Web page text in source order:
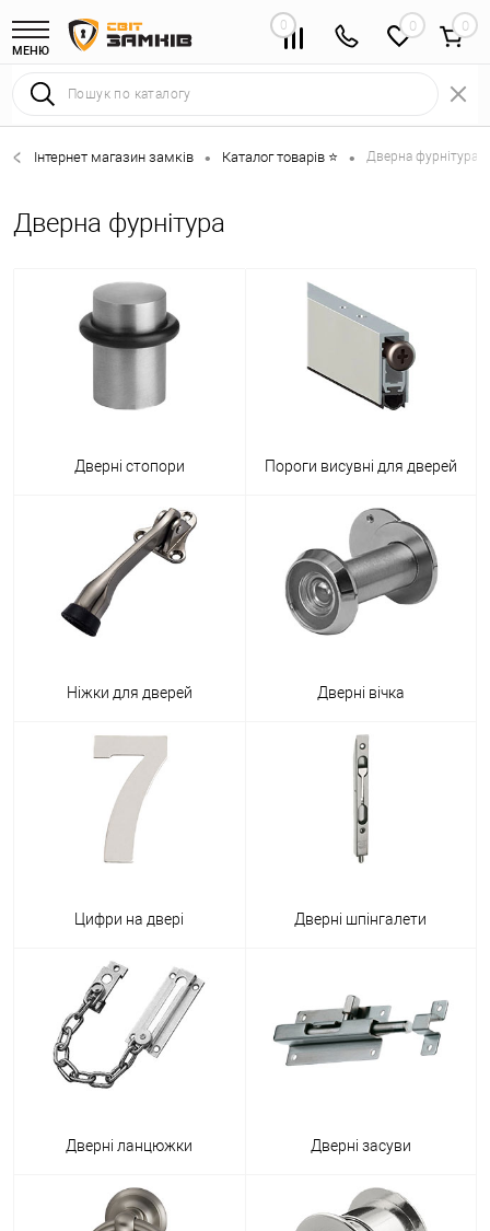
МЕНЮ
0 0
Інтернет магазин замків • Каталог товарів ⭐ • Дверна фурнітура
Дверна фурнітура
Дверні стопори Пороги висувні для дверей
Ніжки для дверей Дверні вічка
Цифри на двері Дверні шпінгалети
Дверні ланцюжки Дверні засуви